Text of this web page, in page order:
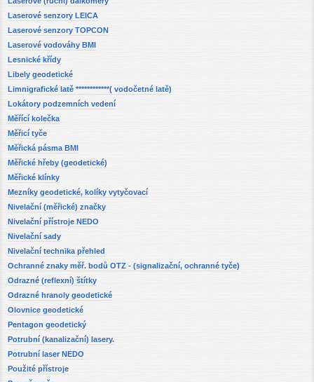
Laserové senzory LEICA
Laserové senzory TOPCON
Laserové vodováhy BMI
Lesnické křídy
Libely geodetické
Limnigrafické latě ************( vodočetné latě)
Lokátory podzemních vedení
Měřící kolečka
Měřicí tyče
Měřická pásma BMI
Měřické hřeby (geodetické)
Měřické klínky
Mezníky geodetické, kolíky vytyčovací
Nivelační (měřické) značky
Nivelační přístroje NEDO
Nivelační sady
Nivelační technika přehled
Ochranné znaky měř. bodů OTZ - (signalizační, ochranné tyče)
Odrazné (reflexní) štítky
Odrazné hranoly geodetické
Olovnice geodetické
Pentagon geodetický
Potrubní (kanalizační) lasery.
Potrubní laser NEDO
Použité přístroje